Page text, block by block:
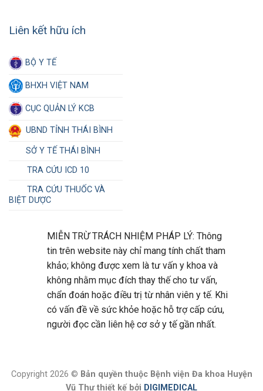
Liên kết hữu ích
BỘ Y TẾ
BHXH VIỆT NAM
CỤC QUẢN LÝ KCB
UBND TỈNH THÁI BÌNH
SỞ Y TẾ THÁI BÌNH
TRA CỨU ICD 10
TRA CỨU THUỐC VÀ
BIỆT DƯỢC
MIỄN TRỪ TRÁCH NHIỆM PHÁP LÝ: Thông
tin trên website này chỉ mang tính chất tham
khảo; không được xem là tư vấn y khoa và
không nhằm mục đích thay thế cho tư vấn,
chẩn đoán hoặc điều trị từ nhân viên y tế. Khi
có vấn đề về sức khỏe hoặc hỗ trợ cấp cứu,
người đọc cần liên hệ cơ sở y tế gần nhất.
Copyright 2026 © Bản quyền thuộc Bệnh viện Đa khoa Huyện
Vũ Thư thiết kế bởi DIGIMEDICAL